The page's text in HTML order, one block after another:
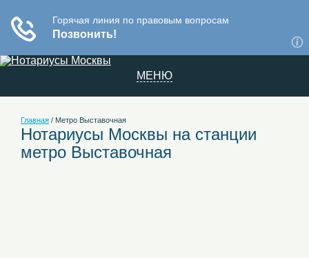
МЕНЮ
Главная / Метро Выставочная
Нотариусы Москвы на станции
метро Выставочная